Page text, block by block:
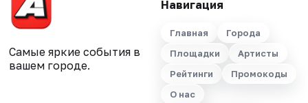
Самые яркие события в
вашем городе.
Навигация
Главная
Города
Площадки
Артисты
Рейтинги
Промокоды
О нас